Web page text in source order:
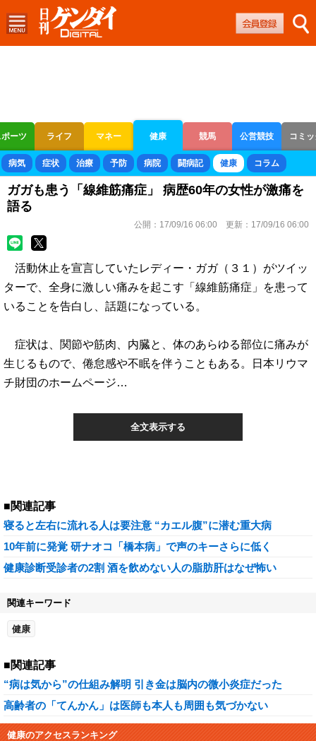
ーツ ライフ マネー 健康 競馬 公営競技 コミ
ボートレース 競輪 オートレース
病気 症状 治療 予防 病院 闘病記 健康 コラム
ガガも患う「線維筋痛症」 病歴60年の女性が激痛を
語る
公開： 17/09/16 06:00 更新： 17/09/16 06:00
活動休止を宣言していたレディー・ガガ（３１）がツイッ
ターで、全身に激しい痛みを起こす「線維筋痛症」を患って
いることを告白し、話題になっている。
症状は、関節や筋肉、内臓と、体のあらゆる部位に痛みが
生じるもので、倦怠感や不眠を伴うこともある。日本リウマ
チ財団のホームページ…
全文表示する
■関連記事
寝ると左右に流れる人は要注意 “カエル腹”に潜む重大病
10年前に発覚 研ナオコ「橋本病」で声のキーさらに低く
健康診断受診者の2割 酒を飲めない人の脂肪肝はなぜ怖い
関連キーワード
健康
■関連記事
“病は気から”の仕組み解明 引き金は脳内の微小炎症だった
高齢者の「てんかん」は医師も本人も周囲も気づかない
健康のアクセスランキング